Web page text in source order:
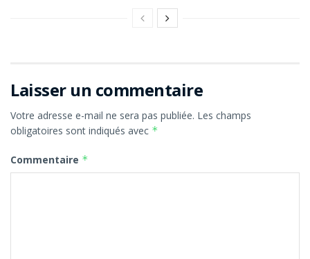
Laisser un commentaire
Votre adresse e-mail ne sera pas publiée. Les champs
obligatoires sont indiqués avec *
Commentaire *